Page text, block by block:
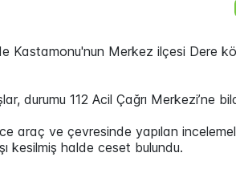
Kastamonu'nun Merkez ilçesi Dere
durumu 112 Acil Çağrı Merkezi’ne
araç ve çevresinde yapılan
kesilmiş halde ceset bulundu.